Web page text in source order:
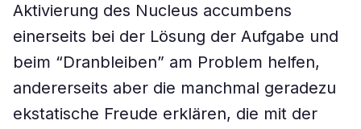
Aktivierung des Nucleus accumbens
einerseits bei der Lösung der Aufgabe und
beim “Dranbleiben” am Problem helfen,
andererseits aber die manchmal geradezu
ekstatische Freude erklären, die mit der